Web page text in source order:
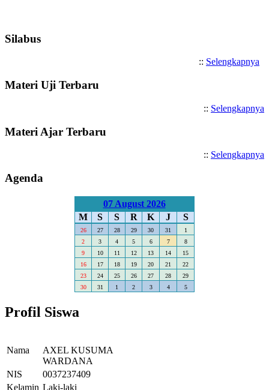
Silabus
:: Selengkapnya
Materi Uji Terbaru
:: Selengkapnya
Materi Ajar Terbaru
:: Selengkapnya
Agenda
07 August 2026
M
S S R K J S
26 27 28 29 30 31
1
2
3 4 5 6 7
8
9
10 11 12 13 14
15
16
17 18 19 20 21
22
23
24 25 26 27 28
29
30
31 1 2 3 4 5
Profil Siswa
Nama
AXEL KUSUMA
WARDANA
NIS
0037237409
Kelamin Laki-laki